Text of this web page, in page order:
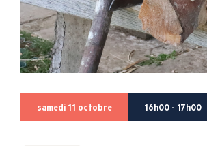
samedi 11 octobre 16h00 - 17h00